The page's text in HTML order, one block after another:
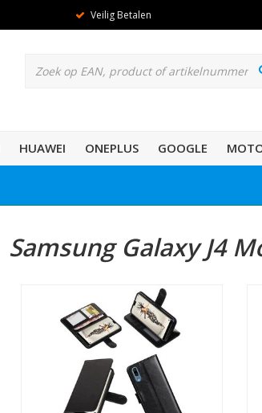
Veilig Betalen
HUAWEI ONEPLUS GOOGLE
Samsung Galaxy J4